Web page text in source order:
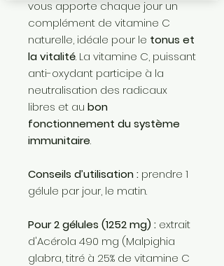
vous apporte chaque jour un
complément de vitamine C
naturelle, idéale pour le tonus et
la vitalité. La vitamine C, puissant
anti-oxydant participe à la
neutralisation des radicaux
libres et au bon
fonctionnement du système
immunitaire.
Conseils d’utilisation : prendre 1
gélule par jour, le matin.
Pour 2 gélules (1252 mg) : extrait
d'Acérola 490 mg (Malpighia
glabra, titré à 25% de vitamine C